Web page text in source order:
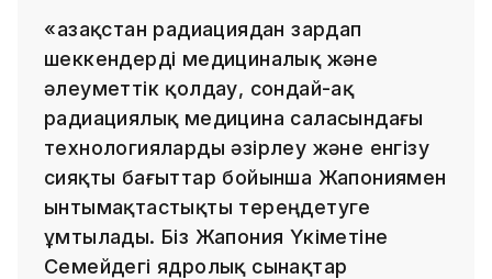
«Қазақстан радиациядан зардап
шеккендерді медициналық және
әлеуметтік қолдау, сондай-ақ
радиациялық медицина саласындағы
технологияларды әзірлеу және енгізу
сияқты бағыттар бойынша Жапониямен
ынтымақтастықты тереңдетуге
ұмтылады. Біз Жапония Үкіметіне
Семейдегі ядролық сынақтар